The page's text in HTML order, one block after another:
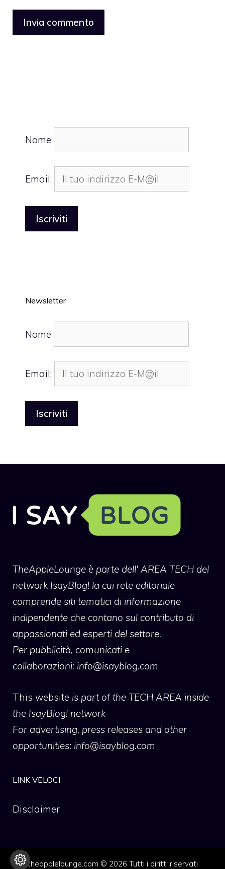
Nome
Email:
Newsletter
Nome
Email:
TheAppleLounge è parte dell' AREA TECH del
network IsayBlog! la cui rete editoriale
comprende siti tematici di informazione
indipendente che contano sul contributo di
appassionati ed esperti del settore.
Per pubblicità, comunicati e
collaborazioni: info@isayblog.com
This website is part of the TECH AREA inside
the IsayBlog! network
For advertising, press releases and other
opportunities: info@isayblog.com
LINK VELOCI
Disclaimer
theapplelounge.com © 2026 Tutti i diritti riservati